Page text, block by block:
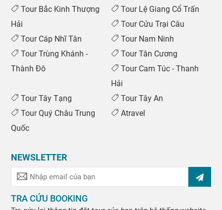
Tour Bắc Kinh Thượng
Hải
Tour Lệ Giang Cổ Trấn
Tour Cửu Trại Câu
Tour Cáp Nhĩ Tân
Tour Nam Ninh
Tour Trùng Khánh -
Thành Đô
Tour Tân Cương
Tour Cam Túc - Thanh
Hải
Tour Tây Tạng
Tour Tây An
Tour Quý Châu Trung
Quốc
Atravel
NEWSLETTER
TRA CỨU BOOKING